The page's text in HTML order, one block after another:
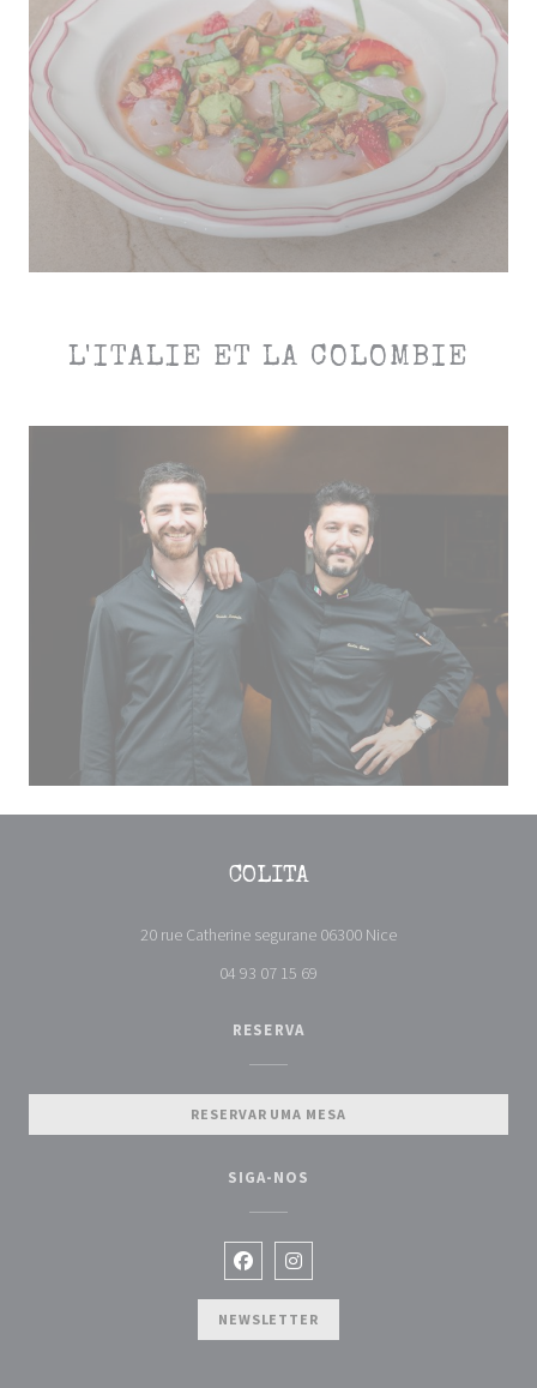
L'ITALIE ET LA COLOMBIE
COLITA
20 rue Catherine segurane 06300 Nice((abre numa nova
04 93 07 15 69
RESERVA
RESERVAR UMA MESA
SIGA-NOS
Facebook ((abre numa nova janela))
Instagram ((abre numa nova
NEWSLETTER